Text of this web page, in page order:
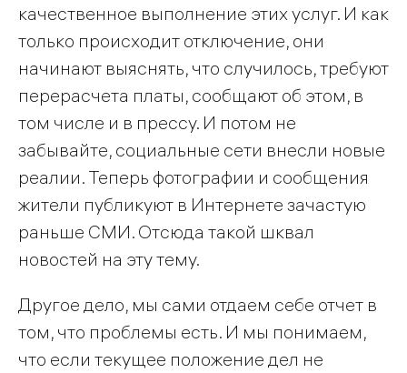
качественное выполнение этих услуг. И как
только происходит отключение, они
начинают выяснять, что случилось, требуют
перерасчета платы, сообщают об этом, в
том числе и в прессу. И потом не
забывайте, социальные сети внесли новые
реалии. Теперь фотографии и сообщения
жители публикуют в Интернете зачастую
раньше СМИ. Отсюда такой шквал
новостей на эту тему.
Другое дело, мы сами отдаем себе отчет в
том, что проблемы есть. И мы понимаем,
что если текущее положение дел не